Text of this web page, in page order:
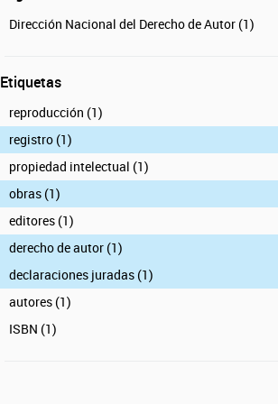
Dirección Nacional del Derecho de Autor (1)
Etiquetas
reproducción (1)
registro (1)
propiedad intelectual (1)
obras (1)
editores (1)
derecho de autor (1)
declaraciones juradas (1)
autores (1)
ISBN (1)